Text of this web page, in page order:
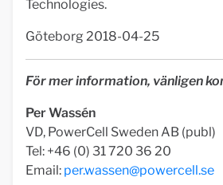
Technologies.
Göteborg 2018-04-25
För mer information, vänligen
Per Wassén
VD, PowerCell Sweden AB (publ)
Tel: +46 (0) 31 720 36 20
Email: per.wassen@powercell.se